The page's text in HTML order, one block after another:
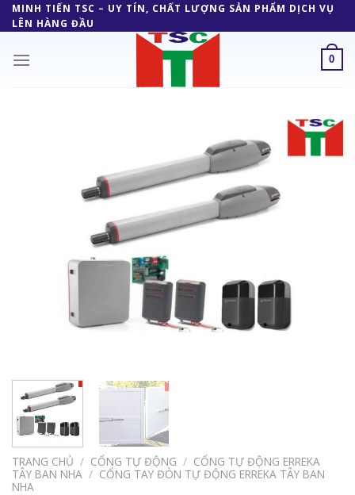
Skip
to
MINH TIẾN TSC – UY TÍN, CHẤT LƯỢNG SẢN PHẨM DỊCH VỤ
LÊN HÀNG ĐẦU
0
TRANG CHỦ / CỔNG TỰ ĐỘNG / CỔNG TỰ ĐỘNG ERREKA
TÂY BAN NHA / CỔNG TAY ĐÒN TỰ ĐỘNG ERREKA TÂY BAN
NHA